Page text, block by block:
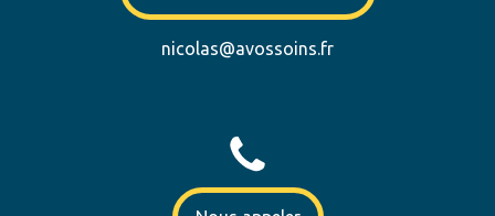
nicolas@avossoins.fr